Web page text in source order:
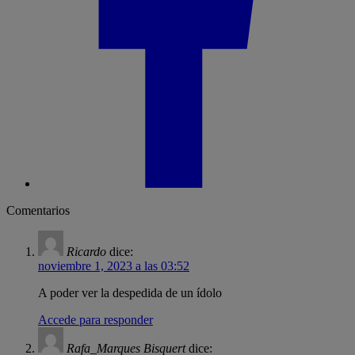
Comentarios
Ricardo dice:
noviembre 1, 2023 a las 03:52
A poder ver la despedida de un ídolo
Accede para responder
Rafa_Marques Bisquert dice: